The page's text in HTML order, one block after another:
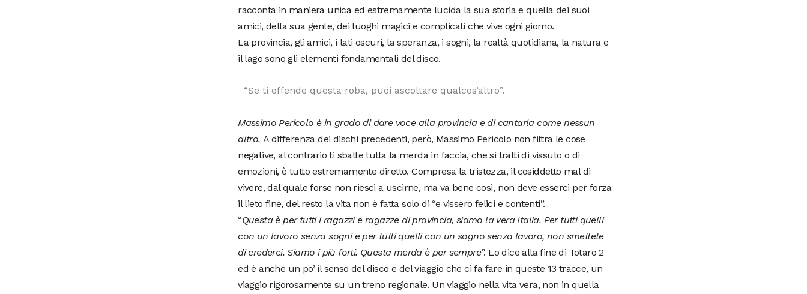
racconta in maniera unica ed estremamente lucida la sua storia e quella dei suoi
amici, della sua gente, dei luoghi magici e complicati che vive ogni giorno.
La provincia, gli amici, i lati oscuri, la speranza, i sogni, la realtà quotidiana, la natura e
il lago sono gli elementi fondamentali del disco.
“Se ti offende questa roba, puoi ascoltare qualcos’altro”.
Massimo Pericolo è in grado di dare voce alla provincia e di cantarla come nessun
altro. A differenza dei dischi precedenti, però, Massimo Pericolo non filtra le cose
negative, al contrario ti sbatte tutta la merda in faccia, che si tratti di vissuto o di
emozioni, è tutto estremamente diretto. Compresa la tristezza, il cosiddetto mal di
vivere, dal quale forse non riesci a uscirne, ma va bene così, non deve esserci per forza
il lieto fine, del resto la vita non è fatta solo di “e vissero felici e contenti”.
“Questa è per tutti i ragazzi e ragazze di provincia, siamo la vera Italia. Per tutti quelli
con un lavoro senza sogni e per tutti quelli con un sogno senza lavoro, non smettete
di crederci. Siamo i più forti. Questa merda è per sempre”. Lo dice alla fine di Totaro 2
ed è anche un po’ il senso del disco e del viaggio che ci fa fare in queste 13 tracce, un
viaggio rigorosamente su un treno regionale. Un viaggio nella vita vera, non in quella